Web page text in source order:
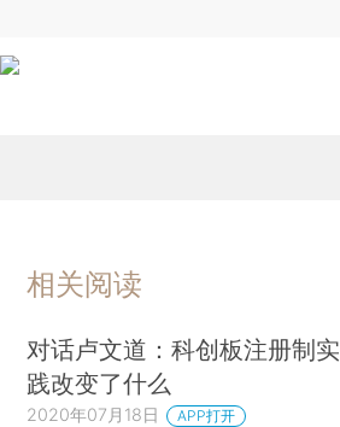
相关阅读
对话卢文道：科创板注册制实
践改变了什么
2020年07月18日 APP打开